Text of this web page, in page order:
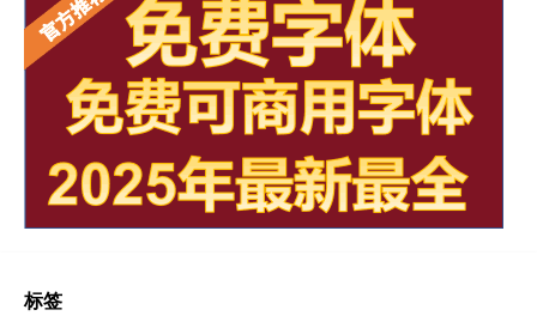
标签